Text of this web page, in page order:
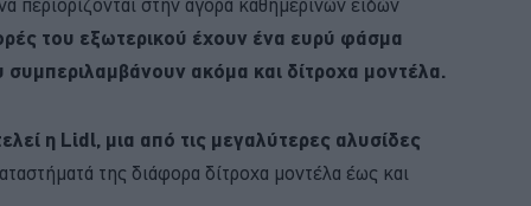
του εξωτερικού έχουν ένα ευρύ φάσμα
ακόμα και δίτροχα μοντέλα.
η Lidl, μια από τις μεγαλύτερες αλυσίδες
της διάφορα δίτροχα μοντέλα έως και